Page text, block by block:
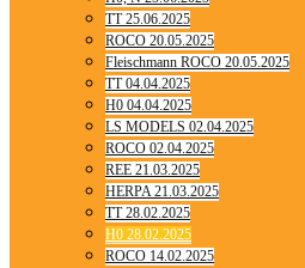
TT 25.06.2025
ROCO 20.05.2025
Fleischmann ROCO 20.05.2025
TT 04.04.2025
H0 04.04.2025
LS MODELS 02.04.2025
ROCO 02.04.2025
REE 21.03.2025
HERPA 21.03.2025
TT 28.02.2025
H0 28.02.2025
ROCO 14.02.2025